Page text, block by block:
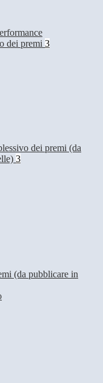
dei premi 3
dei premi (da
3
(da pubblicare in